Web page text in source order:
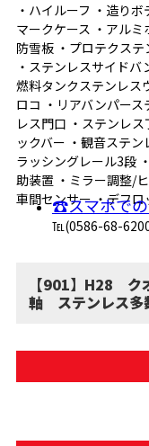
・ハイルーフ ・造り
マークケース ・アル
防雪板 ・プロテクス
・ステンレスサイドバ
燃料タンクステンレ
ロコ ・リアバンパー
レス門口 ・ステンレ
ックバー ・観音ステ
ラッシングレール3段
助装置 ・ミラー調整/
車間センサー ・デフロ
☎スマホで
℡(0586-68-
【901】H28
軸 ステンレス多